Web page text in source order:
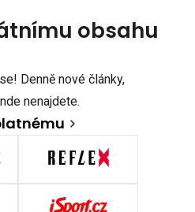
obsahu
Denně nové články,
nenajdete.